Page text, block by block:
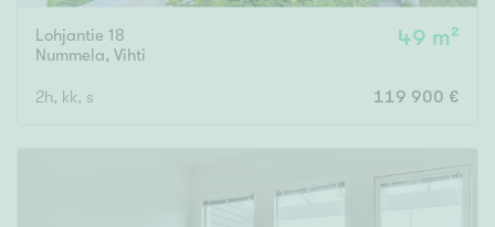
Lohjantie 18
Nummela, Vihti
49 m²
2h, kk, s 119 900 €